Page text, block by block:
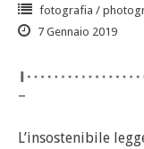
fotografia /
7 Gennaio 2019
–
L’insostenibile